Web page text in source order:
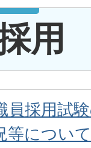
用
員採用試
等について